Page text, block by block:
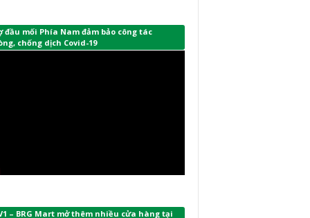
đầu mối Phía Nam đảm bảo công tác
chống dịch Covid-19
– BRG Mart mở thêm nhiều cửa hàng tại